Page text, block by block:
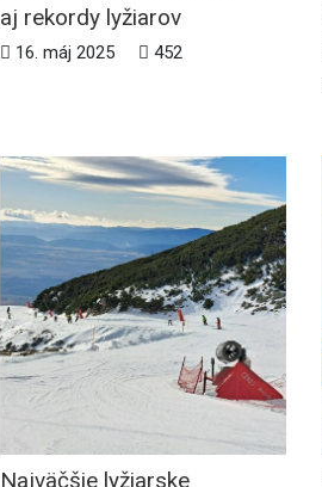
aj rekordy lyžiarov
16. máj 2025 452
Najväčšie lyžiarske